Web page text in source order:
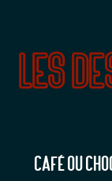
Les
Café ou